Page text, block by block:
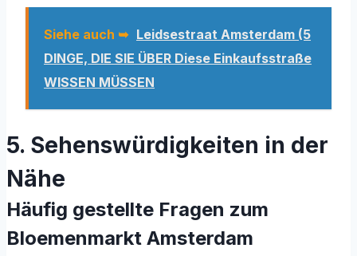
Siehe auch ➥ Leidsestraat Amsterdam (5
DINGE, DIE SIE ÜBER Diese Einkaufsstraße
WISSEN MÜSSEN
5. Sehenswürdigkeiten in der
Nähe
Häufig gestellte Fragen zum
Bloemenmarkt Amsterdam